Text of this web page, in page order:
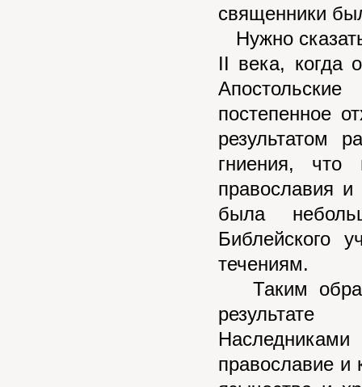
священники
Нужно
II века, когда
постепенное
результатом
гниения, что
православия
была
Библейского
течениям.
Таким
результате
православие и